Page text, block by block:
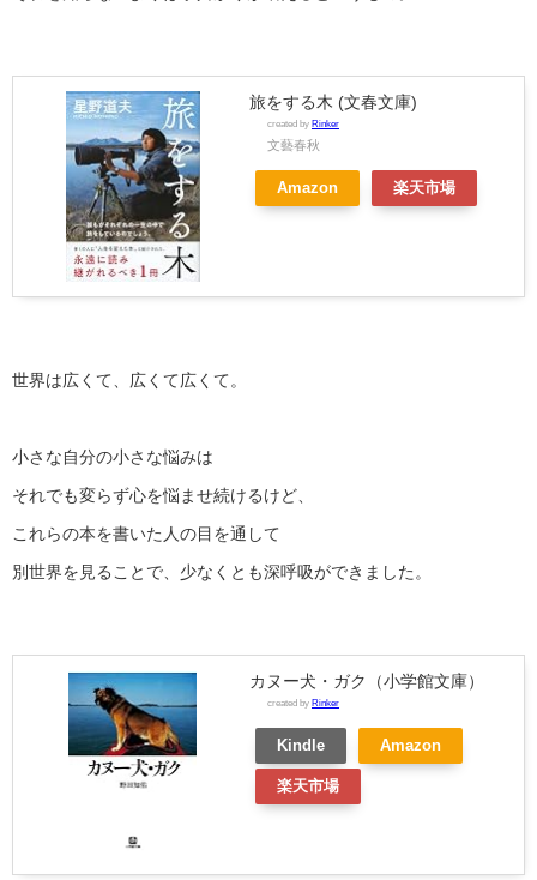
旅をする木 (文春文庫)
created by Rinker
文藝春秋
Amazon 楽天市場
世界は広くて、広くて広くて。
小さな自分の小さな悩みは
それでも変らず心を悩ませ続けるけど、
これらの本を書いた人の目を通して
別世界を見ることで、少なくとも深呼吸ができました。
カヌー犬・ガク（小学館文庫）
created by Rinker
Kindle Amazon
楽天市場